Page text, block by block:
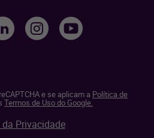
e se aplicam a Política de
Termos de Uso do Google.
Privacidade